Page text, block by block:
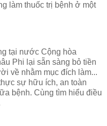
làm thuốc trị bệnh ở một
tại nước Cộng hòa
Phi lại sẵn sàng bỏ tiền
về nhằm mục đích làm...
sự hữu ích, an toàn
bệnh. Cùng tìm hiểu điều